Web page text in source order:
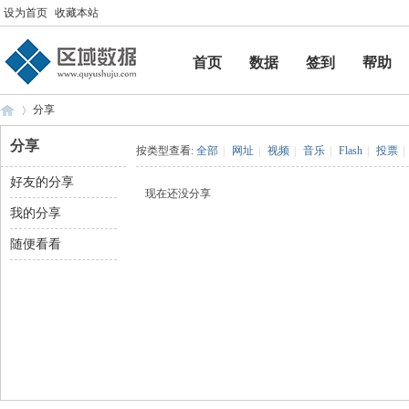
设为首页 收藏本站
首页 数据 签到
帮助
帮助
区 ›
分享
分享
好友的分享
我的分享
随便看看
按类型查看: 全部 网址 视频 音乐 Flash 投票
现在还没分享